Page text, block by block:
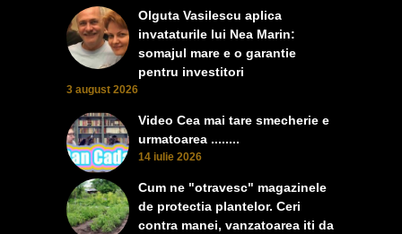
Olguta Vasilescu aplica
invataturile lui Nea Marin:
somajul mare e o garantie
pentru investitori
3 august 2026
Video Cea mai tare smecherie e
urmatoarea ........
14 iulie 2026
Cum ne "otravesc" magazinele
de protectia plantelor. Ceri
contra manei, vanzatoarea iti da